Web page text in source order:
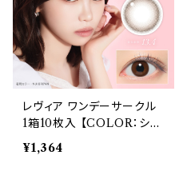
レヴィア ワンデーサークル
1箱10枚入 【COLOR：シャ
イブラウン】14.1mm ReVIA
1day CIRCLE 【KIM CH
¥1,364